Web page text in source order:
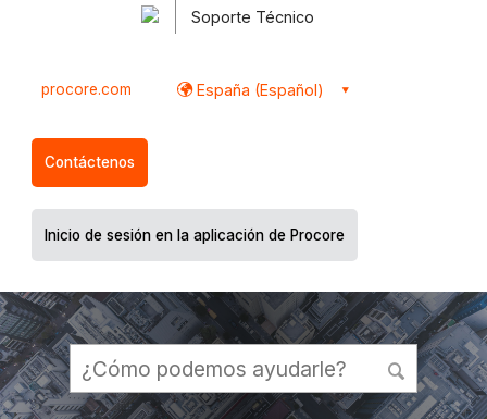
Soporte Técnico
procore.com España (Español)
Contáctenos
Inicio de sesión en la aplicación de Procore